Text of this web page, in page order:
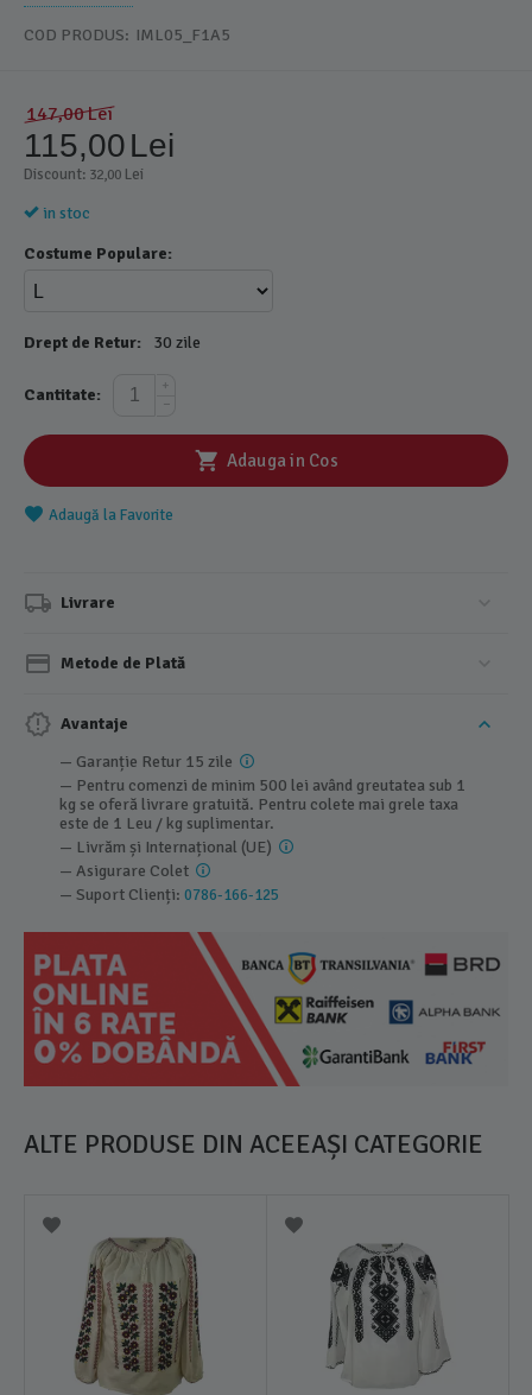
COD PRODUS: IML05_F1A5
147,00Lei
115,00Lei
Discount: 32,00 Lei
in stoc
Costume Populare:
Drept de Retur: 30 zile
Cantitate:
+
−
Adauga in Cos
Adaugă la Favorite
Livrare
Metode de Plată
Avantaje
— Garanție Retur 15 zile
— Pentru comenzi de minim 500 lei având greutatea sub 1
kg se oferă livrare gratuită. Pentru colete mai grele taxa
este de 1 Leu / kg suplimentar.
— Livrăm și Internațional (UE)
— Asigurare Colet
— Suport Clienți:0786-166-125
ALTE PRODUSE DIN ACEEAȘI CATEGORIE